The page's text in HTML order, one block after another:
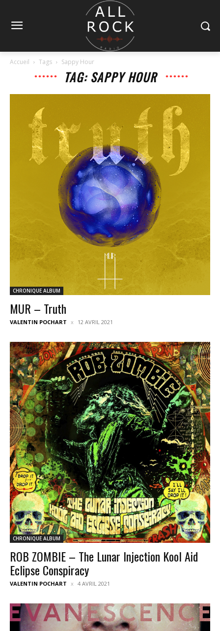
Accueil Tags Sappy Hour
TAG: SAPPY HOUR
CHRONIQUE ALBUM
MUR – Truth
VALENTIN POCHART 12 AVRIL 2021
CHRONIQUE ALBUM
ROB ZOMBIE – The Lunar Injection Kool Aid
Eclipse Conspiracy
VALENTIN POCHART 4 AVRIL 2021